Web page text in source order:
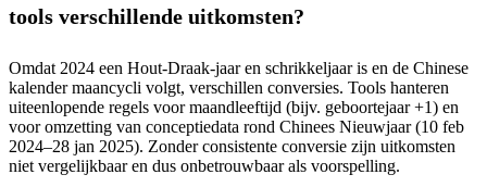
tools verschillende uitkomsten?
Omdat 2024 een Hout‑Draak‑jaar en schrikkeljaar is en de Chinese
kalender maancycli volgt, verschillen conversies. Tools hanteren
uiteenlopende regels voor maandleeftijd (bijv. geboortejaar +1) en
voor omzetting van conceptiedata rond Chinees Nieuwjaar (10 feb
2024–28 jan 2025). Zonder consistente conversie zijn uitkomsten
niet vergelijkbaar en dus onbetrouwbaar als voorspelling.